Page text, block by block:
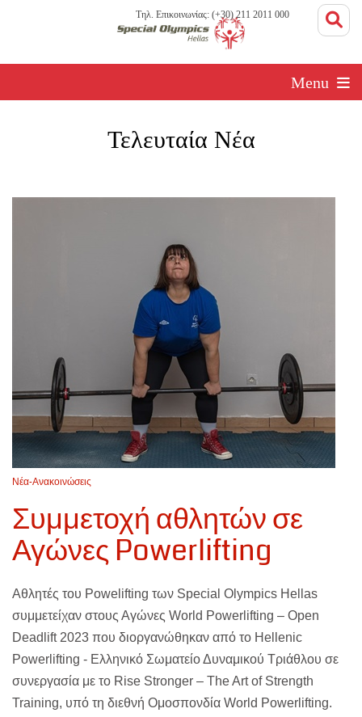
Τηλ. Επικοινωνίας: (+30) 211 2011 000
Menu
Τελευταία Νέα
Νέα-Ανακοινώσεις
Συμμετοχή αθλητών σε
Αγώνες Powerlifting
Αθλητές του Powelifting των Special Olympics Hellas
συμμετείχαν στους Αγώνες World Powerlifting – Open
Deadlift 2023 που διοργανώθηκαν από το Hellenic
Powerlifting - Ελληνικό Σωματείο Δυναμικού Τριάθλου σε
συνεργασία με το Rise Stronger – The Art of Strength
Training, υπό τη διεθνή Ομοσπονδία World Powerlifting.